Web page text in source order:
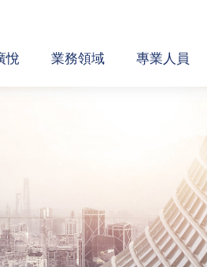
悅 業務領域 專業人員